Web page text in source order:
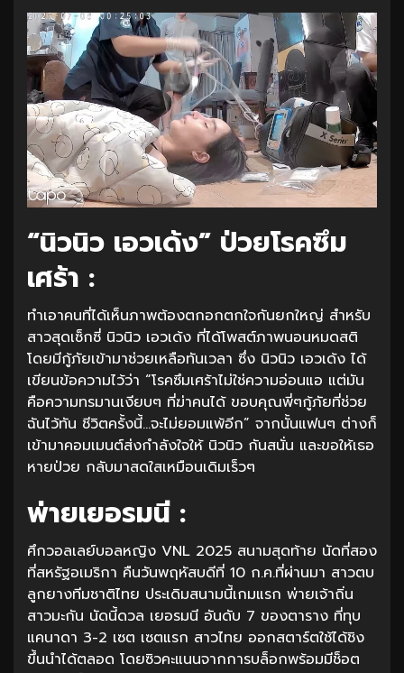
“นิวนิว เอวเด้ง” ป่วยโรคซึม
เศร้า :
ทำเอาคนที่ได้เห็นภาพต้องตกอกตกใจกันยกใหญ่ สำหรับ
สาวสุดเซ็กซี่ นิวนิว เอวเด้ง ที่ได้โพสต์ภาพนอนหมดสติ
โดยมีกู้ภัยเข้ามาช่วยเหลือทันเวลา ซึ่ง นิวนิว เอวเด้ง ได้
เขียนข้อความไว้ว่า “โรคซึมเศร้าไม่ใช่ความอ่อนแอ แต่มัน
คือความทรมานเงียบๆ ที่ฆ่าคนได้ ขอบคุณพี่ๆกู้ภัยที่ช่วย
ฉันไว้ทัน ชีวิตครั้งนี้…จะไม่ยอมแพ้อีก” จากนั้นแฟนๆ ต่างก็
เข้ามาคอมเมนต์ส่งกำลังใจให้ นิวนิว กันสนั่น และขอให้เธอ
หายป่วย กลับมาสดใสเหมือนเดิมเร็วๆ
พ่ายเยอรมนี :
ศึกวอลเลย์บอลหญิง VNL 2025 สนามสุดท้าย นัดที่สอง
ที่สหรัฐอเมริกา คืนวันพฤหัสบดีที่ 10 ก.ค.ที่ผ่านมา สาวตบ
ลูกยางทีมชาติไทย ประเดิมสนามนี้เกมแรก พ่ายเจ้าถิ่น
สาวมะกัน นัดนี้ดวล เยอรมนี อันดับ 7 ของตาราง ที่ทุบ
แคนาดา 3-2 เซต เซตแรก สาวไทย ออกสตาร์ตใช้ได้ชิง
ขึ้นนำได้ตลอด โดยซิวคะแนนจากการบล็อกพร้อมมีช็อต